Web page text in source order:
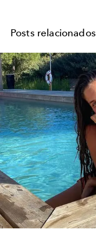
Posts relacionados